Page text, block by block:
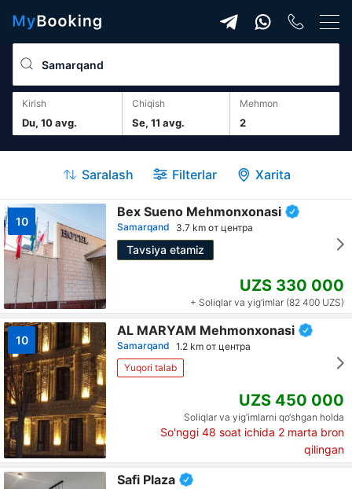
Kirish
Du, 10 avg.
Chiqish
Se, 11 avg. 2
mehmon
Saralash Filterlar Xarita
10
Bex Sueno Mehmonxonasi
Samarqand 3.7 km от центра
Tavsiya etamiz
UZS 330 000
+ Soliqlar va yig‘imlar (82 400 UZS)
10
AL MARYAM Mehmonxonasi
Samarqand 1.2 km от центра
Yuqori talab
UZS 450 000
Soliqlar va yig‘imlarni qo‘shgan holda
So'nggi 48 soat ichida 2 marta bron
qilingan
Safi Plaza